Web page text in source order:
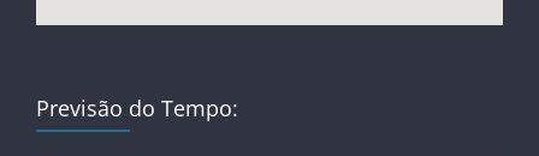
Previsão do Tempo: